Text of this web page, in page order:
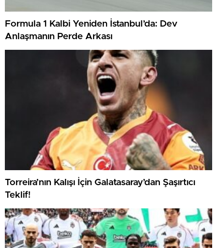
Formula 1 Kalbi Yeniden İstanbul’da: Dev
Anlaşmanın Perde Arkası
Torreira’nın Kalışı İçin Galatasaray’dan Şaşırtıcı
Teklif!